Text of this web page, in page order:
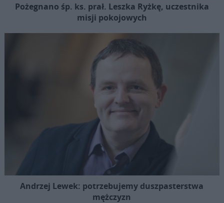
Pożegnano śp. ks. prał. Leszka Ryżkę, uczestnika
misji pokojowych
Andrzej Lewek: potrzebujemy duszpasterstwa
mężczyzn